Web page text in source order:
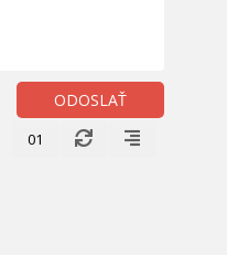
ODOSLAŤ
01